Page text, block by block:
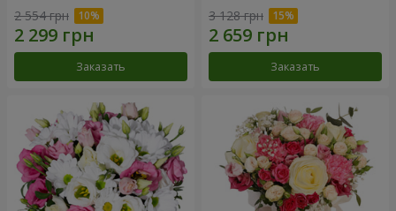
2 554 грн
Заказать
3 128 грн
Заказать